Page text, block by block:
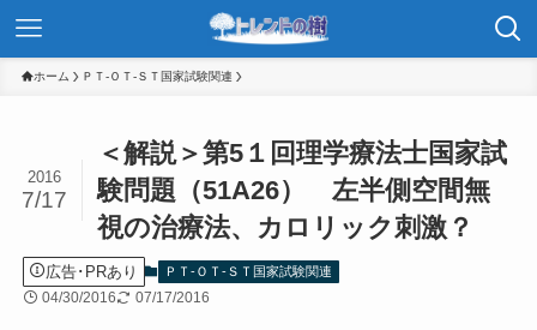
ホーム ＰＴ-ＯＴ-ＳＴ国家試験関連
＜解説＞第5１回理学療法士国家試
験問題（51A26） 左半側空間無
視の治療法、カロリック刺激？
2016
7/17
広告･PRあり ＰＴ-ＯＴ-ＳＴ国家試験関連
04/30/2016 07/17/2016